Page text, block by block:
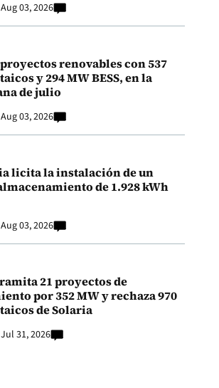
Aug 03, 2026
renovables con 537
y 294 MW BESS, en la
de julio
Aug 03, 2026
licita la instalación de un
de 1.928 kWh
Aug 03, 2026
21 proyectos de
por 352 MW y rechaza 970
de Solaria
Jul 31, 2026